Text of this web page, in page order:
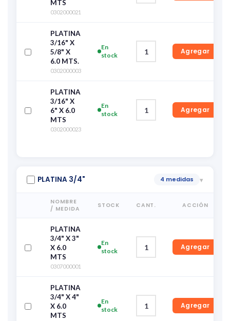
MTS
0302000021
PLATINA
3/16" X
5/8" X
6.0 MTS.
0302000003
En
stock
Agregar
PLATINA
3/16" X
6" X 6.0
MTS
0302000023
En
stock
Agregar
PLATINA 3/4" 4 medidas ▾
NOMBRE
/ MEDIDA
STOCK CANT. ACCIÓN
PLATINA
3/4" X 3"
X 6.0
MTS
0307000001
En
stock
Agregar
PLATINA
3/4" X 4"
X 6.0
MTS
En
stock
Agregar